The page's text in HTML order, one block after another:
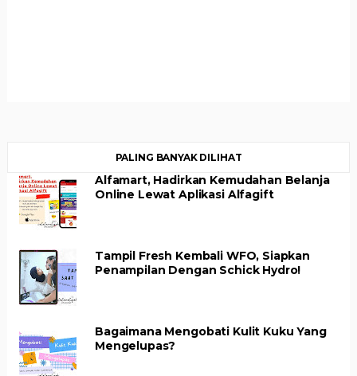
PALING BANYAK DILIHAT
Alfamart, Hadirkan Kemudahan Belanja
Online Lewat Aplikasi Alfagift
Tampil Fresh Kembali WFO, Siapkan
Penampilan Dengan Schick Hydro!
Bagaimana Mengobati Kulit Kuku Yang
Mengelupas?